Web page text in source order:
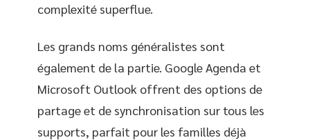
complexité superflue.
Les grands noms généralistes sont
également de la partie. Google Agenda et
Microsoft Outlook offrent des options de
partage et de synchronisation sur tous les
supports, parfait pour les familles déjà